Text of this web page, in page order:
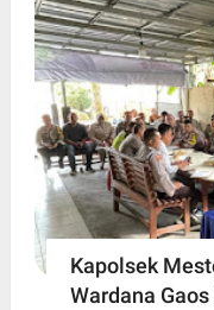
Kapolsek
Wardana